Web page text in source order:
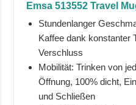
Emsa 513552 Travel
Stundenlanger
Kaffee dank konstanter
Verschluss
Mobilität: Trinken von
Öffnung, 100% dicht,
und Schließen